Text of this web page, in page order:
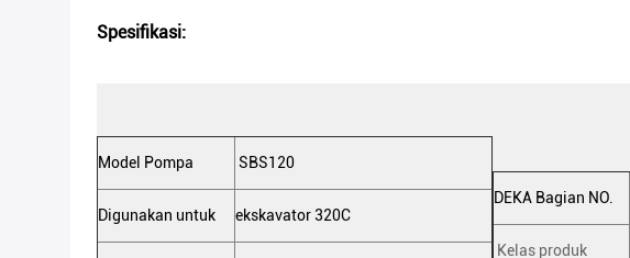
Spesifikasi:
Model Pompa SBS120
Digunakan untuk ekskavator 320C
DEKA Bagian NO.
Kelas produk